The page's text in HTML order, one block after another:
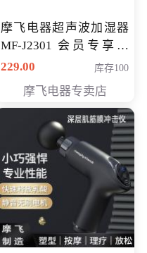
摩飞电器超声波加湿器
MF-J2301 会员专享价
168元
229.00 库存100
摩飞电器专卖店